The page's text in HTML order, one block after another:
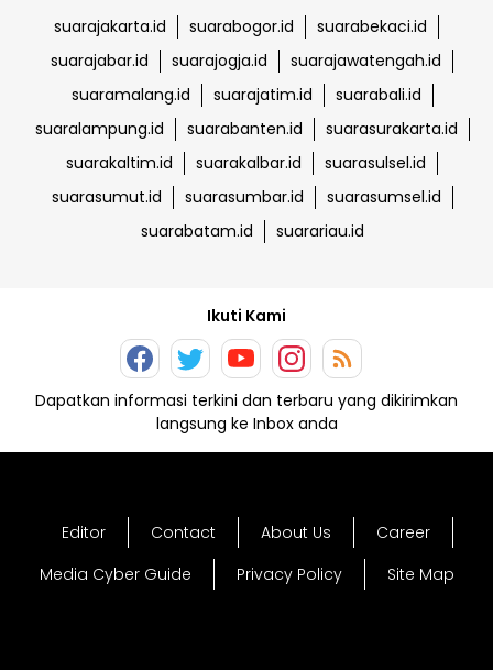
suarajakarta.id suarabogor.id
suarabekaci.id
suarajabar.id
suarajogja.id
suarajawatengah.id
suaramalang.id
suarajatim.id
suarabali.id
suaralampung.id
suarabanten.id
suarasurakarta.id
suarakaltim.id
suarakalbar.id
suarasulsel.id
suarasumut.id
suarasumbar.id
suarasumsel.id
suarabatam.id
suarariau.id
Ikuti Kami
Dapatkan informasi terkini dan terbaru yang dikirimkan
langsung ke Inbox anda
Editor Contact About Us
Career
Media Cyber Guide
Privacy Policy Site Map